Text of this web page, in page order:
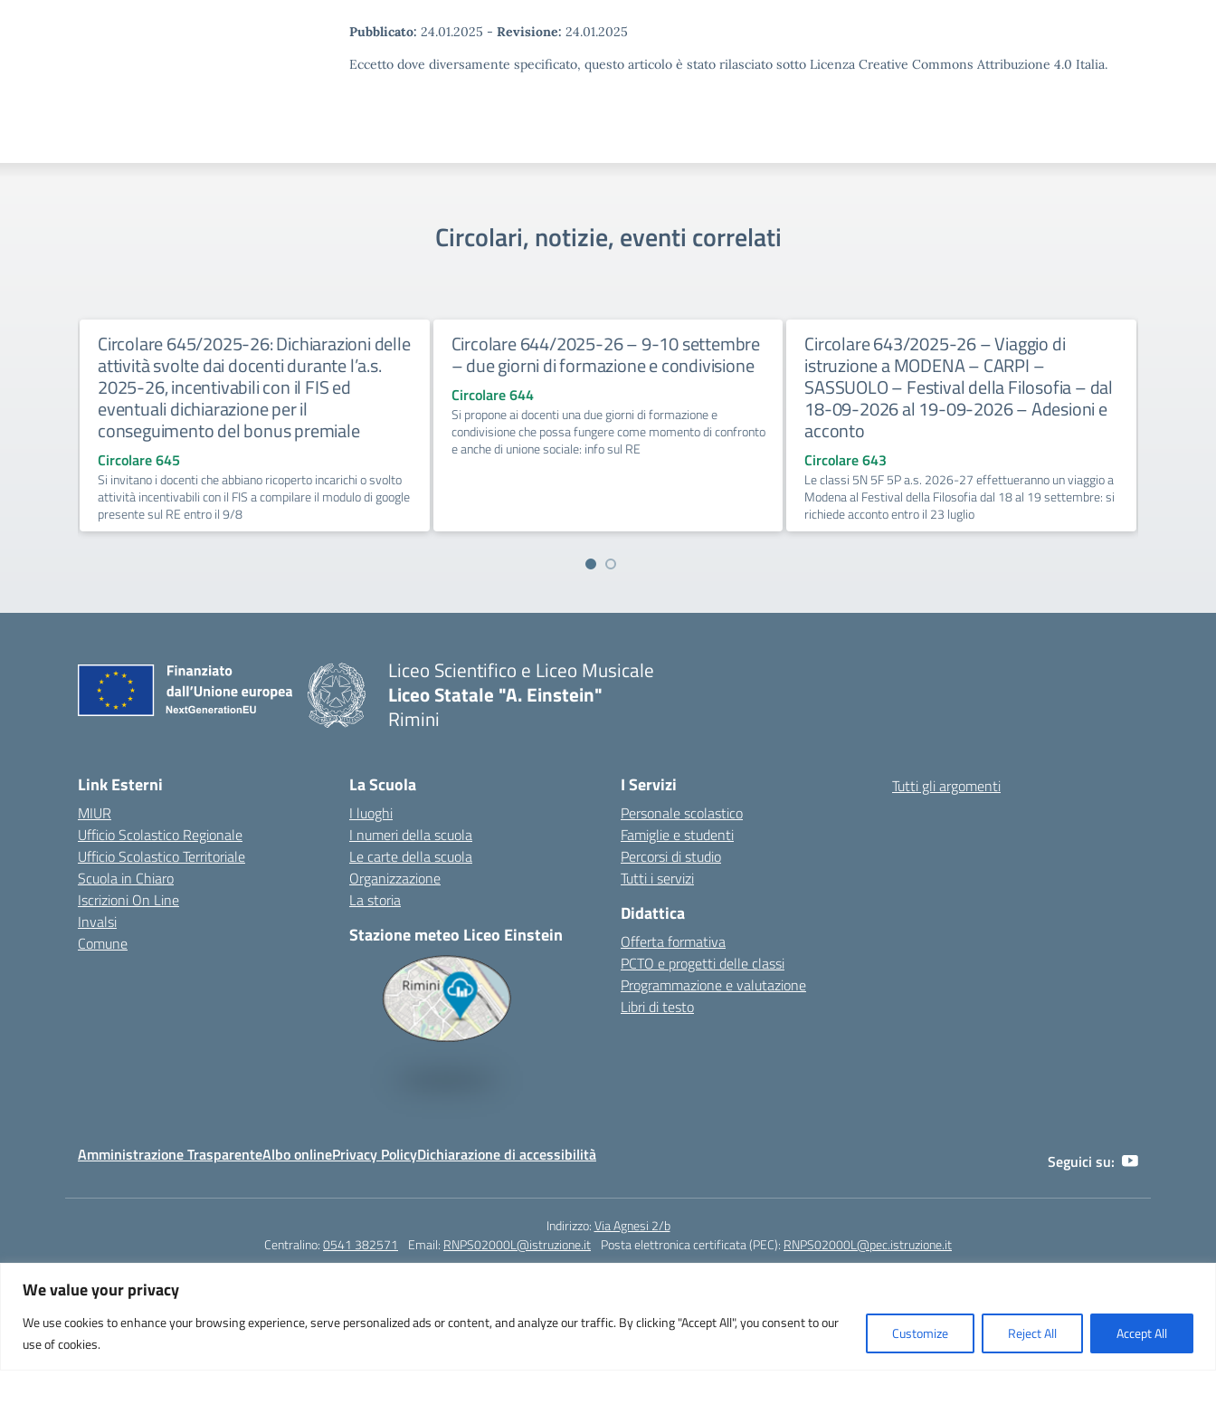
We value your privacy
We use cookies to enhance your browsing experience, serve personalized ads or content, and analyze our traffic. By clicking "Accept All", you consent to our
use of cookies.
Customize Reject All Accept All
Pubblicato: 24.01.2025 - Revisione: 24.01.2025
Eccetto dove diversamente specificato, questo articolo è stato rilasciato sotto Licenza Creative Commons Attribuzione 4.0 Italia.
Circolari, notizie, eventi correlati
Circolare 645/2025-26: Dichiarazioni delle
attività svolte dai docenti durante l’a.s.
2025-26, incentivabili con il FIS ed
eventuali dichiarazione per il
conseguimento del bonus premiale
Circolare 645
Si invitano i docenti che abbiano ricoperto incarichi o svolto
attività incentivabili con il FIS a compilare il modulo di google
presente sul RE entro il 9/8
Circolare 644/2025-26 – 9-10 settembre
– due giorni di formazione e condivisione
Circolare 644
Si propone ai docenti una due giorni di formazione e
condivisione che possa fungere come momento di confronto
e anche di unione sociale: info sul RE
Circolare 643/2025-26 – Viaggio di
istruzione a MODENA – CARPI –
SASSUOLO – Festival della Filosofia – dal
18-09-2026 al 19-09-2026 – Adesioni e
acconto
Circolare 643
Le classi 5N 5F 5P a.s. 2026-27 effettueranno un viaggio a
Modena al Festival della Filosofia dal 18 al 19 settembre: si
richiede acconto entro il 23 luglio
Liceo Scientifico e Liceo Musicale
Liceo Statale "A. Einstein"
Rimini
Link Esterni
MIUR
Ufficio Scolastico Regionale
Ufficio Scolastico Territoriale
Scuola in Chiaro
Iscrizioni On Line
Invalsi
Comune
La Scuola
I luoghi
I numeri della scuola
Le carte della scuola
Organizzazione
La storia
Stazione meteo Liceo Einstein
I Servizi
Personale scolastico
Famiglie e studenti
Percorsi di studio
Tutti i servizi
Didattica
Offerta formativa
PCTO e progetti delle classi
Programmazione e valutazione
Libri di testo
Tutti gli argomenti
Amministrazione TrasparenteAlbo onlinePrivacy PolicyDichiarazione di accessibilità Seguici su:
Indirizzo:Via Agnesi 2/b
Centralino:0541 382571 Email: RNPS02000L@istruzione.it Posta elettronica certificata (PEC): RNPS02000L@pec.istruzione.it
Liceo Scientifico e Musicale "A. Einstein" - Via Agnesi 2/b - 47923 Rimini - Tel. +39 0541 382571 – Fax +39 0541 381636 E-mail: RNPS02000L@istruzione.it - segreteria@liceoeinstein.it -